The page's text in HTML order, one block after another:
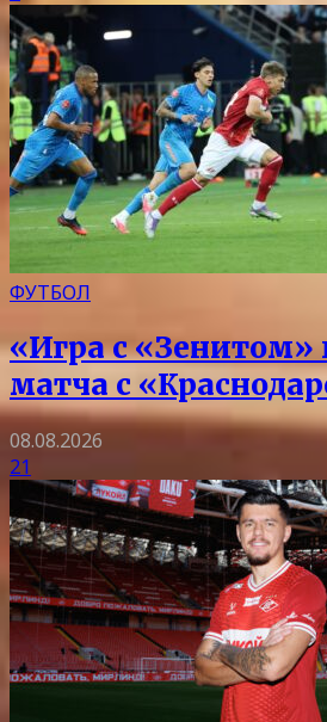
ФУТБОЛ
«Игра с «Зенитом»
матча с
08.08.2026
21